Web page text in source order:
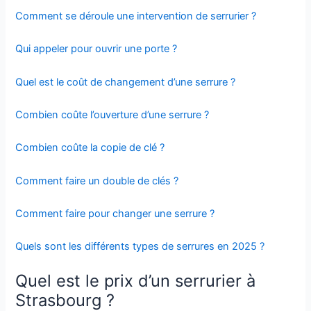
Comment se déroule une intervention de serrurier ?
Qui appeler pour ouvrir une porte ?
Quel est le coût de changement d’une serrure ?
Combien coûte l’ouverture d’une serrure ?
Combien coûte la copie de clé ?
Comment faire un double de clés ?
Comment faire pour changer une serrure ?
Quels sont les différents types de serrures en 2025 ?
Quel est le prix d’un serrurier à
Strasbourg ?